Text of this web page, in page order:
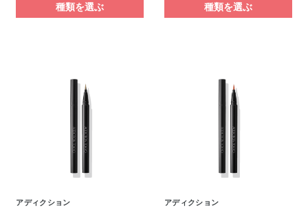
種類を選ぶ 種類を選ぶ
アディクション アディクション